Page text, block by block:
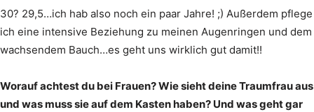
30? 29,5…ich hab also noch ein paar Jahre! ;) Außerdem pflege
ich eine intensive Beziehung zu meinen Augenringen und dem
wachsendem Bauch…es geht uns wirklich gut damit!!
Worauf achtest du bei Frauen? Wie sieht deine Traumfrau aus
und was muss sie auf dem Kasten haben? Und was geht gar